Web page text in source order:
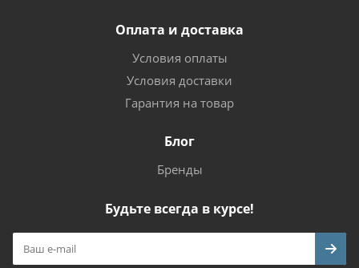
Оплата и доставка
Условия оплаты
Условия доставки
Гарантия на товар
Блог
Бренды
Будьте всегда в курсе!